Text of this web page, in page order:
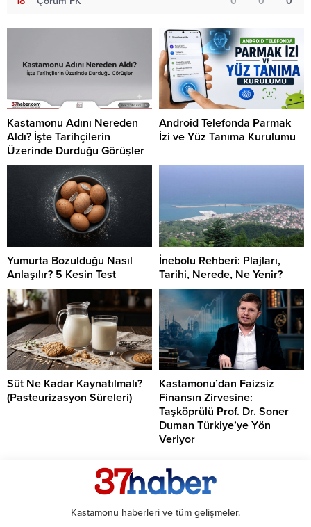
Kastamonu Adını Nereden
Aldı? İşte Tarihçilerin
Üzerinde Durduğu Görüşler
Android Telefonda Parmak
İzi ve Yüz Tanıma Kurulumu
Yumurta Bozulduğu Nasıl
Anlaşılır? 5 Kesin Test
İnebolu Rehberi: Plajları,
Tarihi, Nerede, Ne Yenir?
Süt Ne Kadar Kaynatılmalı?
(Pasteurizasyon Süreleri)
Kastamonu’dan Faizsiz
Finansın Zirvesine:
Taşköprülü Prof. Dr. Soner
Duman Türkiye’ye Yön
Veriyor
Kastamonu haberleri ve tüm gelişmeler.